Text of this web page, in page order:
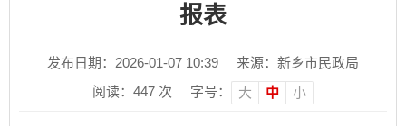
报表
发布日期：2026-01-07 10:39
来源：新乡市民政局
阅读： 447 次 字号： 大 中 小